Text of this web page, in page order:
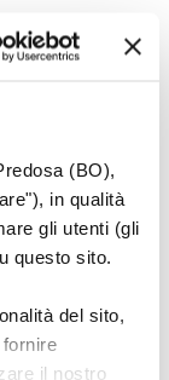
(BO),
in qualità
gli utenti (gli
questo sito.
del sito,
il nostro
che può
foglie.